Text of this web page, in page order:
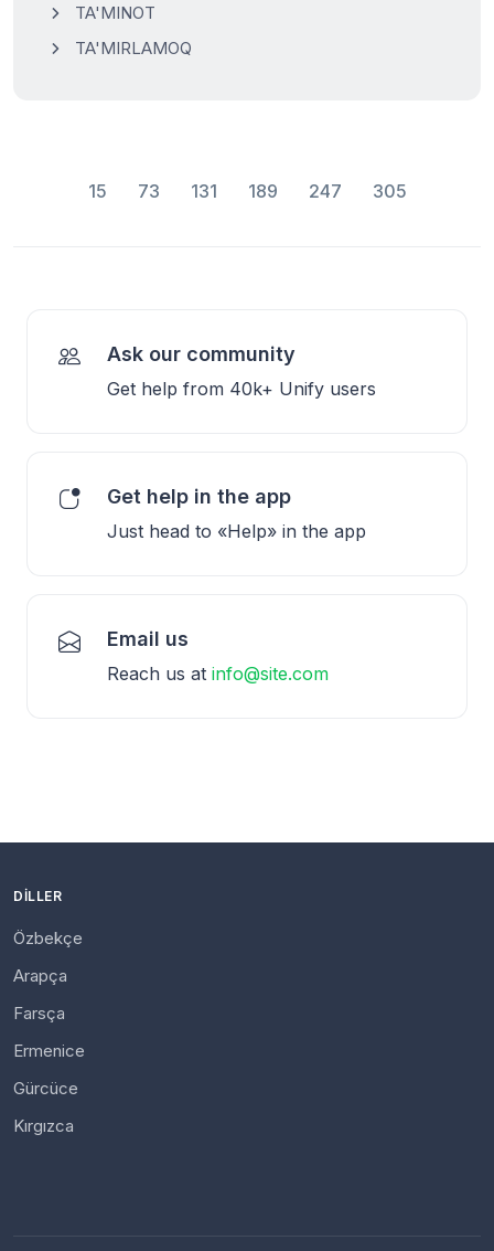
TA'MINOT
TA'MIRLAMOQ
15 73 131 189 247 305
Ask our community
Get help from 40k+ Unify users
Get help in the app
Just head to «Help» in the app
Email us
Reach us at info@site.com
DILLER
Özbekçe
Arapça
Farsça
Ermenice
Gürcüce
Kırgızca